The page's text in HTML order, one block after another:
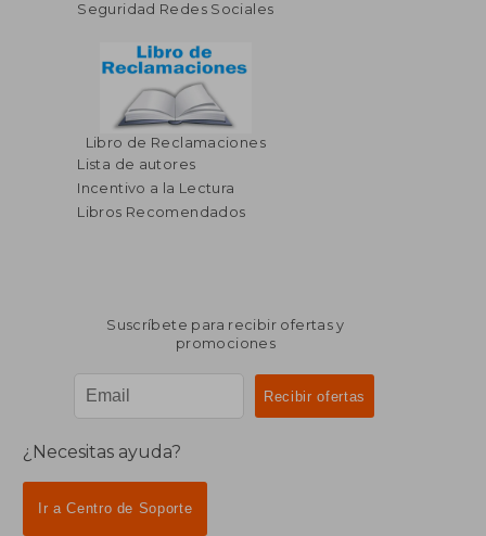
Seguridad Redes Sociales
Libro de Reclamaciones
Lista de autores
Incentivo a la Lectura
Libros Recomendados
Suscríbete para recibir ofertas y
promociones
¿Necesitas ayuda?
Ir a Centro de Soporte